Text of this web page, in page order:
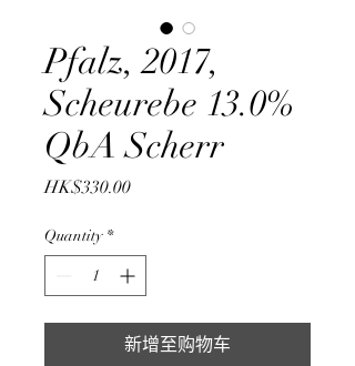
Pfalz, 2017,
Scheurebe 13.0%
QbA Scherr
HK$330.00Price
Quantity *
新增至购物车